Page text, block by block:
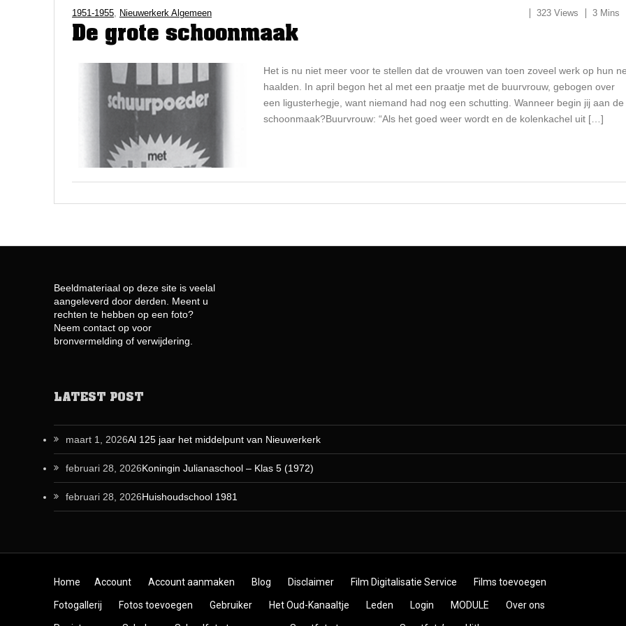
1951-1955, Nieuwerkerk Algemeen 323 Views 3 Mins
De grote schoonmaak
Het is nu niet meer voor te stellen dat de vrouwen van toen zoveel werk op hun
haalden. In april begon het al met een praatje met de buurvrouw, gebogen over
een ligusterhegje, want niemand had nog een schutting. Wanneer begin jij aan de
schoonmaak?Buurvrouw: “Als het goed weer wordt en de kolenkachel uit […]
Beeldmateriaal op deze site is veelal
aangeleverd door derden. Meent u
rechten te hebben op een foto?
Neem contact op voor
bronvermelding of verwijdering.
LATEST POST
Al 125 jaar het middelpunt van Nieuwerkerk
maart 1, 2026
Koningin Julianaschool – Klas 5 (1972)
februari 28, 2026
Huishoudschool 1981
februari 28, 2026
Skip to content
Home Account Account aanmaken Blog Disclaimer Film Digitalisatie Service Films toevoegen
Fotogallerij Fotos toevoegen Gebruiker Het Oud-Kanaaltje Leden Login MODULE Over ons